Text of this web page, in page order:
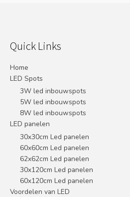
Quick Links
Home
LED Spots
3W led inbouwspots
5W led inbouwspots
8W led inbouwspots
LED panelen
30x30cm Led panelen
60x60cm Led panelen
62x62cm Led panelen
30x120cm Led panelen
60x120cm Led panelen
Voordelen van LED